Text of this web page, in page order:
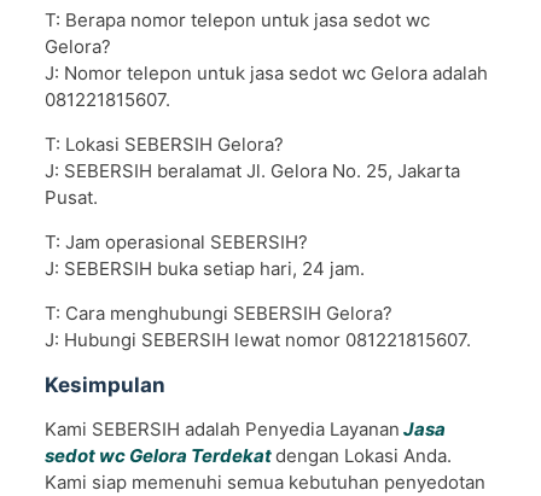
T: Berapa nomor telepon untuk jasa sedot wc
Gelora?
J: Nomor telepon untuk jasa sedot wc Gelora adalah
081221815607.
T: Lokasi SEBERSIH Gelora?
J: SEBERSIH beralamat Jl. Gelora No. 25, Jakarta
Pusat.
T: Jam operasional SEBERSIH?
J: SEBERSIH buka setiap hari, 24 jam.
T: Cara menghubungi SEBERSIH Gelora?
J: Hubungi SEBERSIH lewat nomor 081221815607.
Kesimpulan
Kami SEBERSIH adalah Penyedia Layanan Jasa
sedot wc Gelora Terdekatdengan Lokasi Anda.
Kami siap memenuhi semua kebutuhan penyedotan